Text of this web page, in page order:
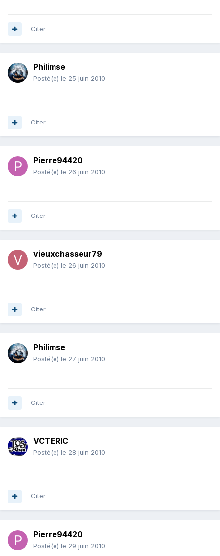
Citer
Philimse
Posté(e) le 25 juin 2010
Citer
Pierre94420
Posté(e) le 26 juin 2010
Citer
vieuxchasseur79
Posté(e) le 26 juin 2010
Citer
Philimse
Posté(e) le 27 juin 2010
Citer
VCTERIC
Posté(e) le 28 juin 2010
Citer
Pierre94420
Posté(e) le 29 juin 2010